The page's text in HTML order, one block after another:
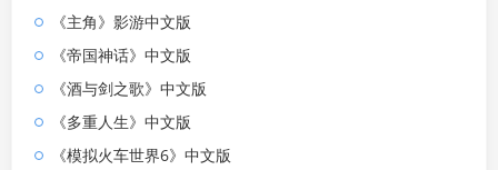
《主角》影游中文版
《帝国神话》中文版
《酒与剑之歌》中文版
《多重人生》中文版
《模拟火车世界6》中文版